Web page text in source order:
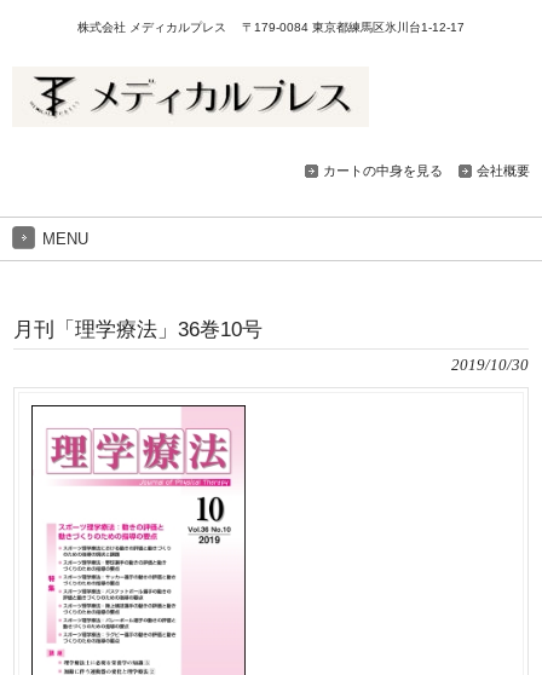
株式会社 メディカルプレス 〒179-0084 東京都練馬区氷川台1-12-17
カートの中身を見る 会社概要
MENU
月刊「理学療法」36巻10号
2019/10/30